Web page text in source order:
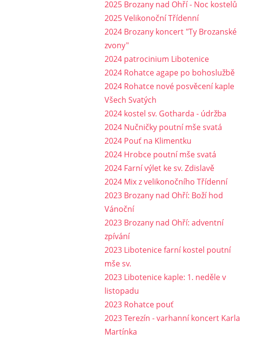
2025 Brozany nad Ohří - Noc kostelů
2025 Velikonoční Třídenní
2024 Brozany koncert "Ty Brozanské
zvony"
2024 patrocinium Libotenice
2024 Rohatce agape po bohoslužbě
2024 Rohatce nové posvěcení kaple
Všech Svatých
2024 kostel sv. Gotharda - údržba
2024 Nučničky poutní mše svatá
2024 Pouť na Klimentku
2024 Hrobce poutní mše svatá
2024 Farní výlet ke sv. Zdislavě
2024 Mix z velikonočního Třídenní
2023 Brozany nad Ohří: Boží hod
Vánoční
2023 Brozany nad Ohří: adventní
zpívání
2023 Libotenice farní kostel poutní
mše sv.
2023 Libotenice kaple: 1. neděle v
listopadu
2023 Rohatce pouť
2023 Terezín - varhanní koncert Karla
Martínka